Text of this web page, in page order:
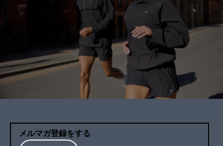
メルマガ登録をする